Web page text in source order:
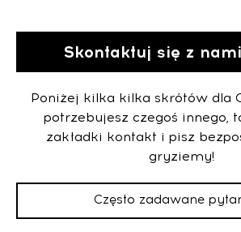
Skontaktuj się z nami
Poniżej kilka kilka skrótów dla
potrzebujesz czegoś innego,
zakładki kontakt i pisz
gryziemy!
Często zadawane